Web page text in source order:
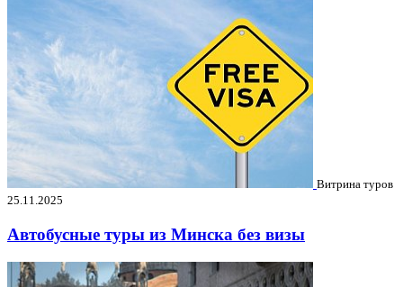
Витрина туров
25.11.2025
Автобусные туры из Минска без визы